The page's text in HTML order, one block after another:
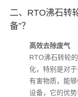
二、RTO沸石转
备”？
高效去除废气
RTO沸石转轮
化，特别是对
有害物质，能
设备，它的优势